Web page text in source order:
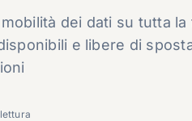
dei dati su tutta
e libere di